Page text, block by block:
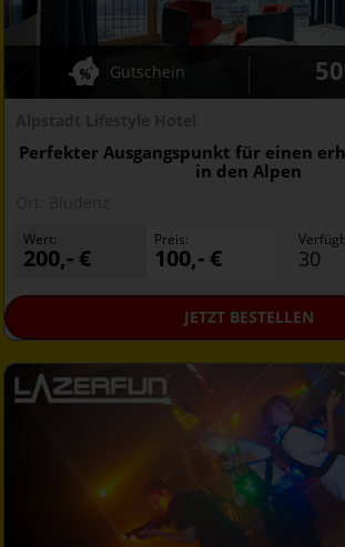
Perfekter Ausgangspunkt für einen
in den Alpen
Gutschein
Wert:
200,- €
Preis:
100,- € 30
JETZTBESTELLEN